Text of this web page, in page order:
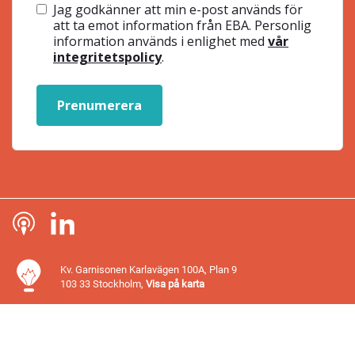
Jag godkänner att min e-post används för
att ta emot information från EBA. Personlig
information används i enlighet med vår
integritetspolicy.
Prenumerera
Kv. Garnisonen Karlavägen 100A, Plan 9
103 33 Stockholm, Visa på karta